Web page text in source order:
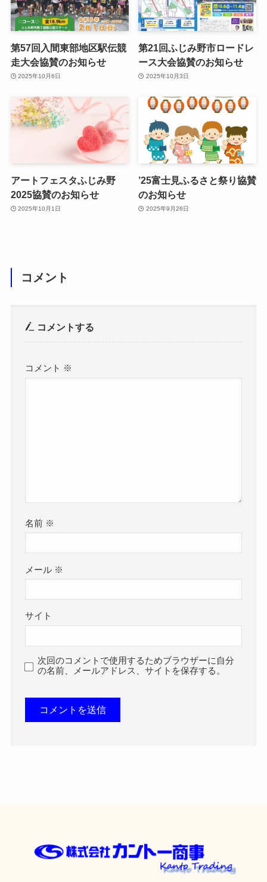
第57回入間東部地区駅伝競
走大会協賛のお知らせ
2025年10月6日
第21回ふじみ野市ロードレ
ース大会協賛のお知らせ
2025年10月3日
アートフェスタふじみ野
2025協賛のお知らせ
2025年10月1日
’25富士見ふるさと祭り協賛
のお知らせ
2025年9月26日
コメント
コメントする
コメント ※
名前 ※
メール ※
サイト
次回のコメントで使用するためブラウザーに自分
の名前、メールアドレス、サイトを保存する。